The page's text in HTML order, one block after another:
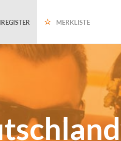
MERKLISTE